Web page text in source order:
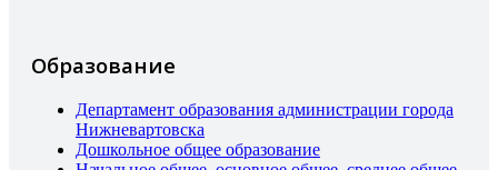
Образование
Департамент образования администрации города
Нижневартовска
Дошкольное общее образование